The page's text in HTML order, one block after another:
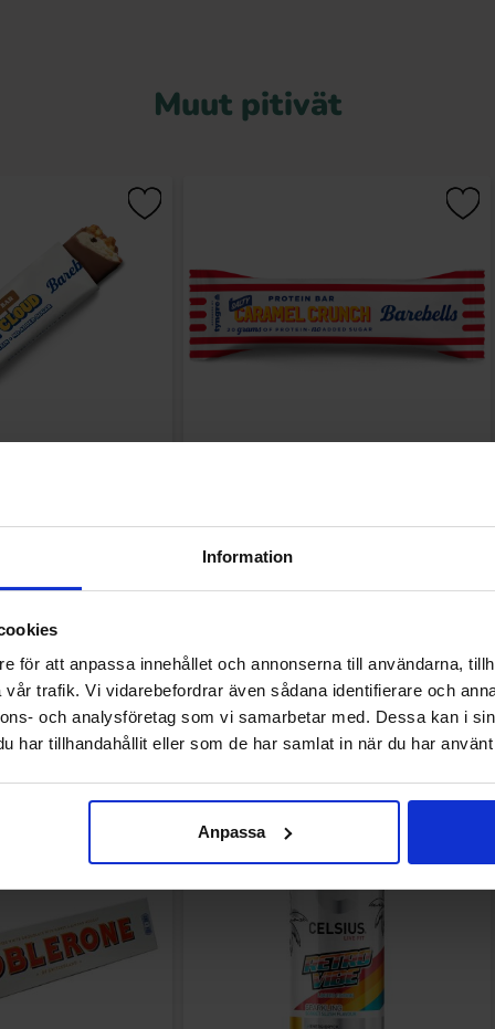
Information
för att anpassa innehållet och annonserna till användarna,
trafik. Vi vidarebefordrar även sådana identifierare och
och analysföretag som vi samarbetar med. Dessa kan i
har tillhandahållit eller som de har samlat in när du har
Anpassa
Muut pitivät
Muutkin ostivat